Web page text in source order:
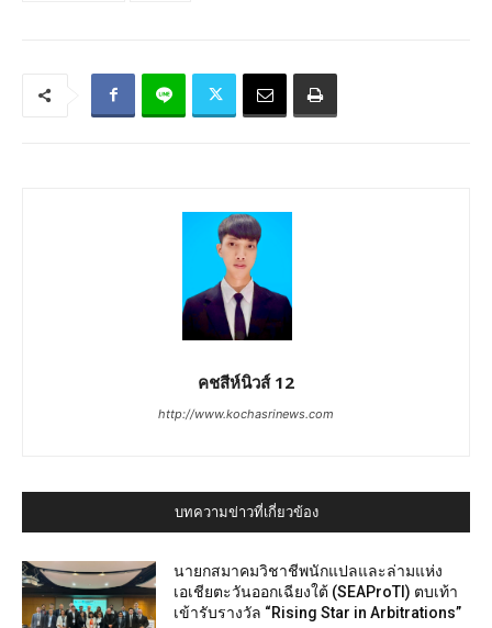
คชสีห์นิวส์ 12
http://www.kochasrinews.com
บทความข่าวที่เกี่ยวข้อง
นายกสมาคมวิชาชีพนักแปลและล่ามแห่ง
เอเชียตะวันออกเฉียงใต้ (SEAProTI) ตบเท้า
เข้ารับรางวัล “Rising Star in Arbitrations”